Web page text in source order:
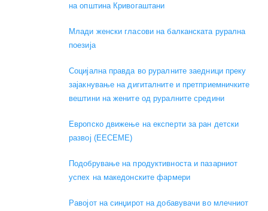
на општина Кривогаштани
Mлади женски гласови на балканската рурална
поезија
Социјална правда во руралните заедници преку
зајакнување на дигиталните и претприемничките
вештини на жените од руралните средини
Европско движење на експерти за ран детски
развој (EECEME)
Подобрување на продуктивноста и пазарниот
успех на македонските фармери
Равојот на синџирот на добавувачи во млечниот